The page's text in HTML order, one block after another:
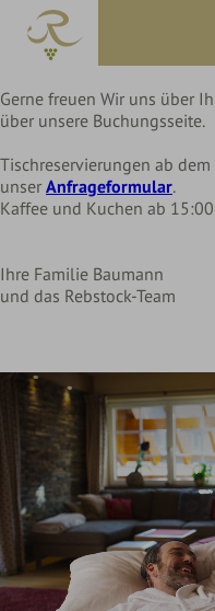
Liebe Rebstock Gäste,
wir machen eine kleine
bis Mittwoch, 12. August
Gerne freuen Wir uns über
über unsere Buchungsseite.
Tischreservierungen ab dem
unser Anfrageformular.
Kaffee und Kuchen ab 15:00
Ihre Familie Baumann
und das Rebstock-Team
Der
Rebstock
&
Preise
buchen
Rebstock-
Wohlfühlleistungen
Restplatzbörse
Arrangements
parkSPA